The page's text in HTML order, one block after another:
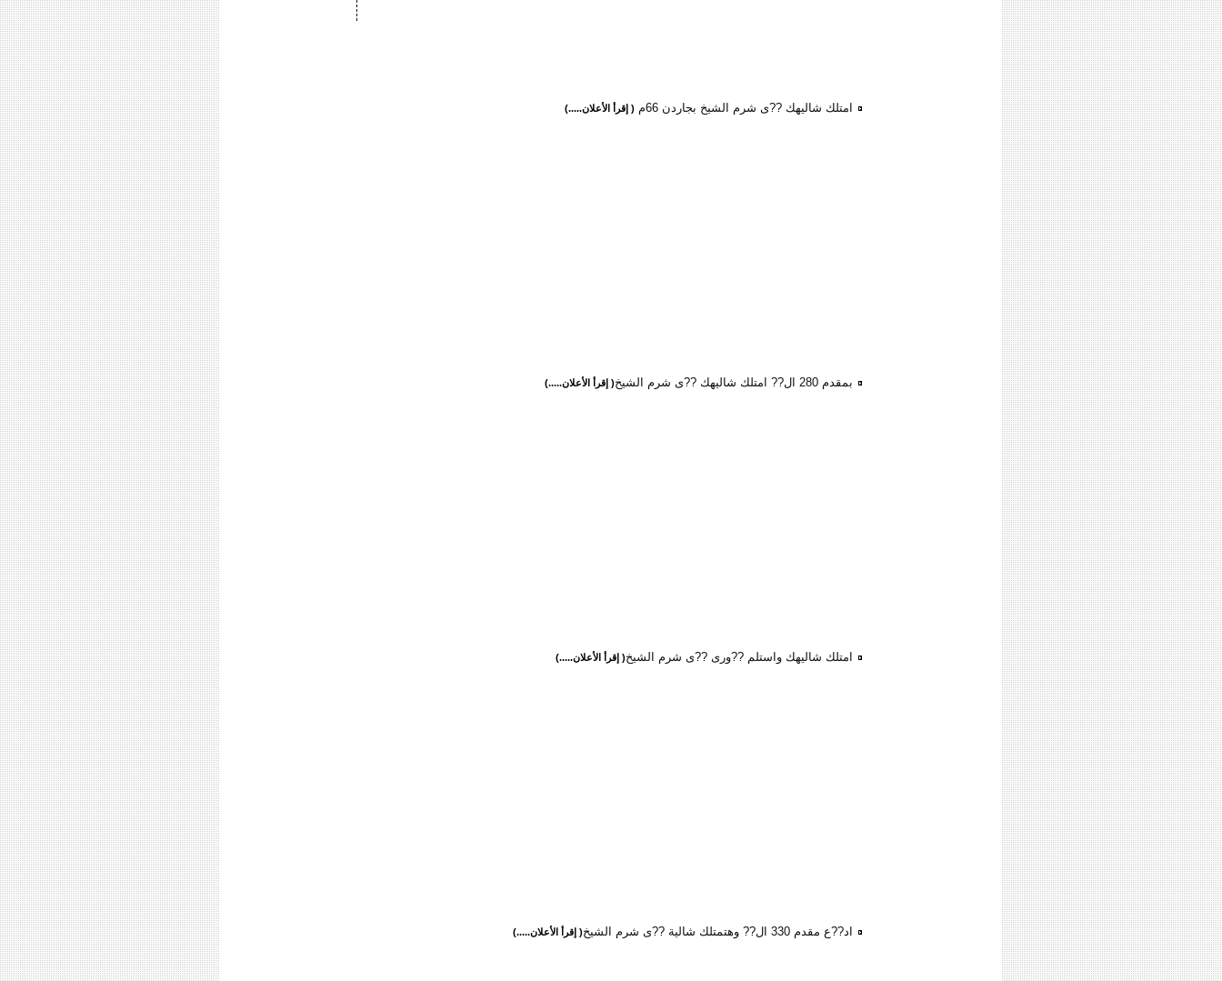
امتلك شاليهك ??ى شرم الشيخ بجاردن 66م ( إقرأ الأعلان.....)
بمقدم 280 ال?? امتلك شاليهك ??ى شرم الشيخ ( إقرأ الأعلان.....)
امتلك شاليهك واستلم ??ورى ??ى شرم الشيخ( إقرأ الأعلان.....)
اد??ع مقدم 330 ال?? وهتمتلك شالية ??ى شرم الشيخ ( إقرأ الأعلان.....)